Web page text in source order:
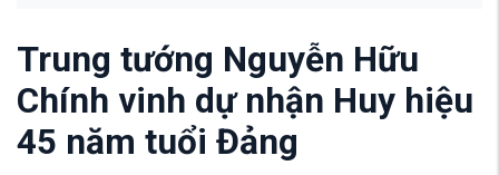
Trung tướng Nguyễn Hữu
Chính vinh dự nhận Huy hiệu
45 năm tuổi Đảng